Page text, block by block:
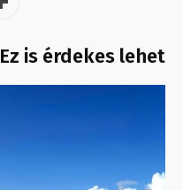
Ez is érdekes lehet